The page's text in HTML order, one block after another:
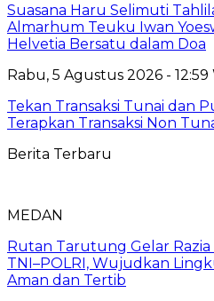
Suasana Haru Selimuti
Almarhum Teuku Iwan
Helvetia Bersatu dalam Doa
Rabu, 5 Agustus 2026 - 12:59
Tekan Transaksi Tunai dan
Terapkan Transaksi Non
Berita Terbaru
MEDAN
Rutan Tarutung Gelar
TNI–POLRI, Wujudkan
Aman dan Tertib